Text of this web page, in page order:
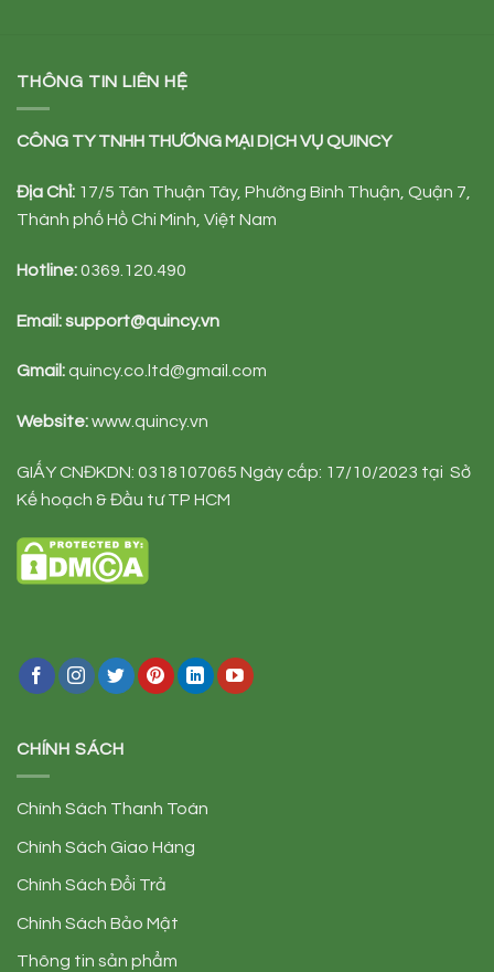
THÔNG TIN LIÊN HỆ
CÔNG TY TNHH THƯƠNG MẠI D CH VỤQUINCY
Địa Chỉ: 17/5 Tân Thuận Tây, Phường Bình Thuận, Quận 7,
Thành phố Hồ Chi Minh, Việt Nam
Hotline:0369.120.490
Email:support@quincy.vn
Gmail: quincy.co.ltd@gmail.com
Website:www.quincy.vn
GIẤY CNĐKDN: 0318107065 Ngày cấp: 17/10/2023 tại Sở
Kế hoạch & Đầu tư TP HCM
CHÍNH SÁCH
Chính Sách Thanh Toán
Chính Sách Giao Hàng
Chính Sách Đổi Trả
Chính Sách Bảo Mật
Thông tin sản phẩm